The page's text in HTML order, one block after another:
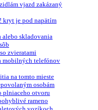
vjazd zakázaný
kryt je pod napätím
alebo skladovania
zvieratami
mobilných telefónov
na tomto mieste
osobám
plniaceho otvoru
rameno